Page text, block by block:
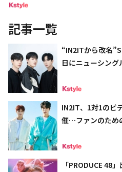
記事一覧
“IN2ITから改名
日にニューシン
IN2IT、1対1のビ
催…ファンのため
「PRODUCE 48